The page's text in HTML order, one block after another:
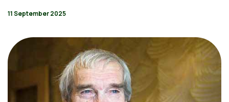
11 September 2025